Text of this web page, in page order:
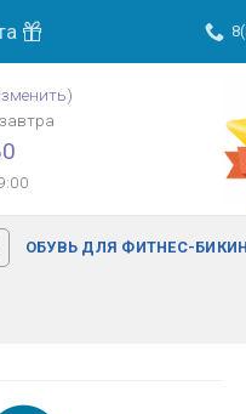
)
ОБУВЬ ДЛЯ ФИТНЕС-
МОСКВА